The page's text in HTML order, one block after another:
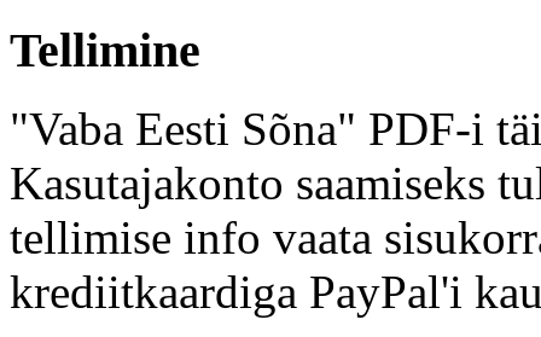
Tellimine
"Vaba Eesti Sõna" PDF-i
Kasutajakonto saamiseks
tellimise info vaata
krediitkaardiga PayPal'i